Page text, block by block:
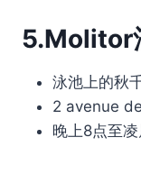
5.Molitor
泳池上的秋
2 avenue
晚上8点至凌